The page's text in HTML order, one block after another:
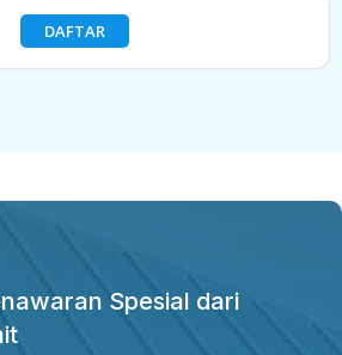
DAFTAR
Spesial dari